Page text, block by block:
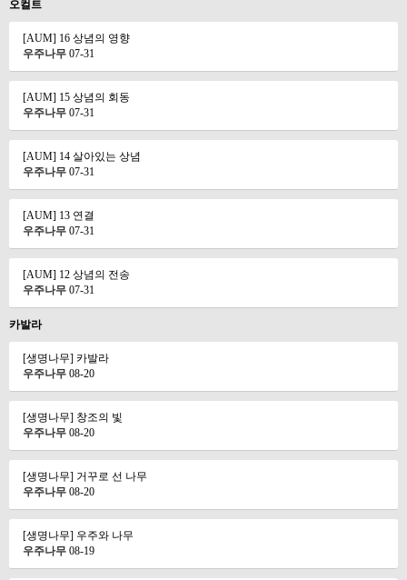
오컬트
[AUM] 16 상념의 영향
우주나무 07-31
[AUM] 15 상념의 회동
우주나무 07-31
[AUM] 14 살아있는 상념
우주나무 07-31
[AUM] 13 연결
우주나무 07-31
[AUM] 12 상념의 전송
우주나무 07-31
카발라
[생명나무] 카발라
우주나무 08-20
[생명나무] 창조의 빛
우주나무 08-20
[생명나무] 거꾸로 선 나무
우주나무 08-20
[생명나무] 우주와 나무
우주나무 08-19